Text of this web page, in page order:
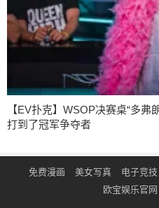
【EV扑克】WSOP决赛桌“多
打到了冠军争夺者
免费漫画 美女写真 电子竞技
欧宝娱乐官网